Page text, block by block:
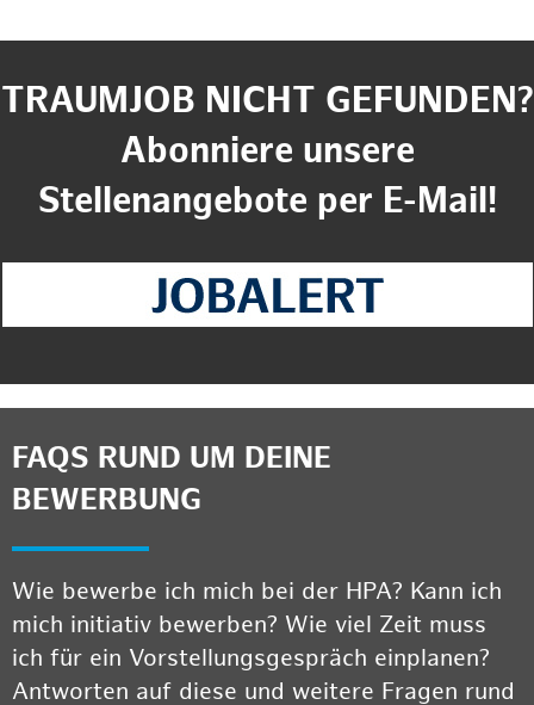
TRAUMJOB NICHT GEFUNDEN?
Abonniere unsere
Stellenangebote per E-Mail!
FAQS RUND UM DEINE
BEWERBUNG
Wie bewerbe ich mich bei der HPA? Kann ich
mich initiativ bewerben? Wie viel Zeit muss
ich für ein Vorstellungsgespräch einplanen?
Antworten auf diese und weitere Fragen rund